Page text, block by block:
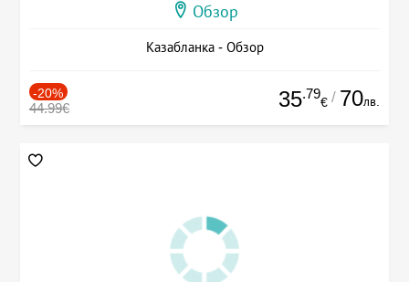
Обзор
Казабланка - Обзор
-20%
44.99€ 35.79
€ / 70лв.